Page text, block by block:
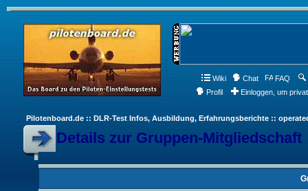
Wiki Chat FAQ
Profil
Einloggen, um
Pilotenboard.de :: DLR-Test Infos, Ausbildung, Erfahrungsberichte ::
Details zur Gruppen-Mitgliedschaft